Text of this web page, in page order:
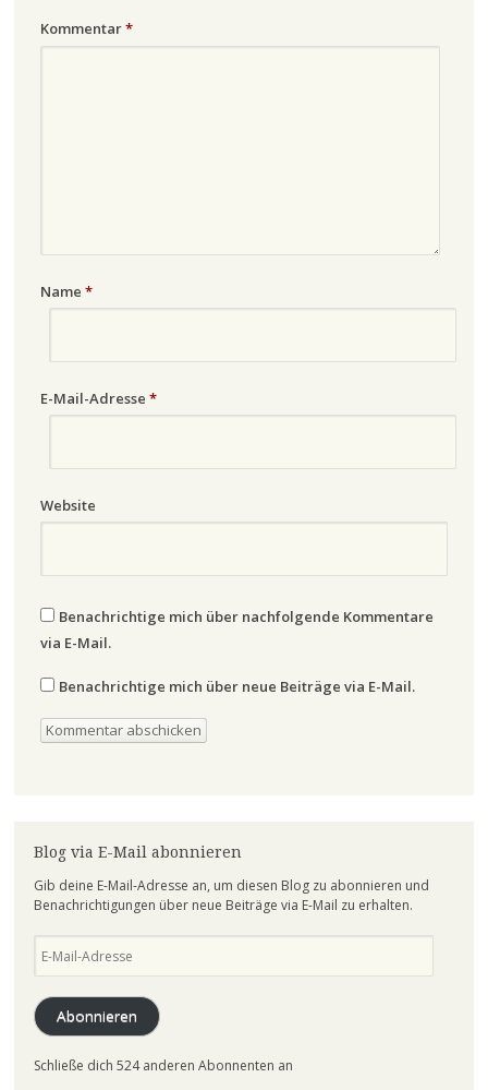
Kommentar*
Name *
E-Mail-Adresse *
Website
Benachrichtige mich über nachfolgende Kommentare
via E-Mail.
Benachrichtige mich über neue Beiträge via E-Mail.
Blog via E-Mail abonnieren
Gib deine E-Mail-Adresse an, um diesen Blog zu abonnieren und
Benachrichtigungen über neue Beiträge via E-Mail zu erhalten.
Mail-
Abonnieren
Schließe dich 524 anderen Abonnenten an